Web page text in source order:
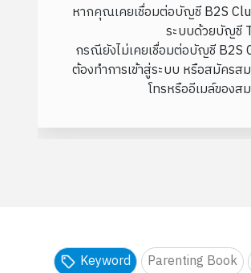
หากคุณเคยเชื่อมต่อบัญชี B2S
ระบบด้วยบัญชี
กรณียังไม่เคยเชื่อมต่อบัญชี
ต้องทำการเข้าสู่ระบบ หรือสมัครส
โทรหรืออีเมล์ของส
Keyword Parenting Book